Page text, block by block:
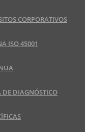
CORPORATIVOS
ISO 45001
DIAGNÓSTICO